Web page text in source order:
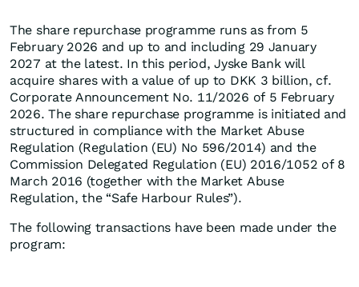
The share repurchase programme runs as from 5
February 2026 and up to and including 29 January
2027 at the latest. In this period, Jyske Bank will
acquire shares with a value of up to DKK 3 billion, cf.
Corporate Announcement No. 11/2026 of 5 February
2026. The share repurchase programme is initiated and
structured in compliance with the Market Abuse
Regulation (Regulation (EU) No 596/2014) and the
Commission Delegated Regulation (EU) 2016/1052 of 8
March 2016 (together with the Market Abuse
Regulation, the “Safe Harbour Rules”).
The following transactions have been made under the
program: